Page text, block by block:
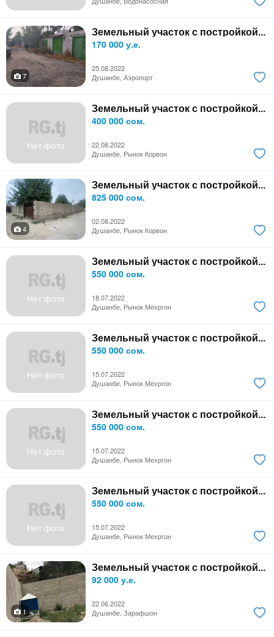
Земельный участок с постройкой...
170 000 у.е.
25.08.2022
7
Душанбе, Аэропорт
Нет фото
Земельный участок с постройкой...
400 000 сом.
22.08.2022
Душанбе, Рынок Корвон
Земельный участок с постройкой...
825 000 сом.
02.08.2022
4
Душанбе, Рынок Корвон
Нет фото
Земельный участок с постройкой...
550 000 сом.
18.07.2022
Душанбе, Рынок Мехргон
Нет фото
Земельный участок с постройкой...
550 000 сом.
15.07.2022
Душанбе, Рынок Мехргон
Нет фото
Земельный участок с постройкой...
550 000 сом.
15.07.2022
Душанбе, Рынок Мехргон
Нет фото
Земельный участок с постройкой...
550 000 сом.
15.07.2022
Душанбе, Рынок Мехргон
Земельный участок с постройкой...
92 000 у.е.
22.06.2022
1
Душанбе, Зарафшон